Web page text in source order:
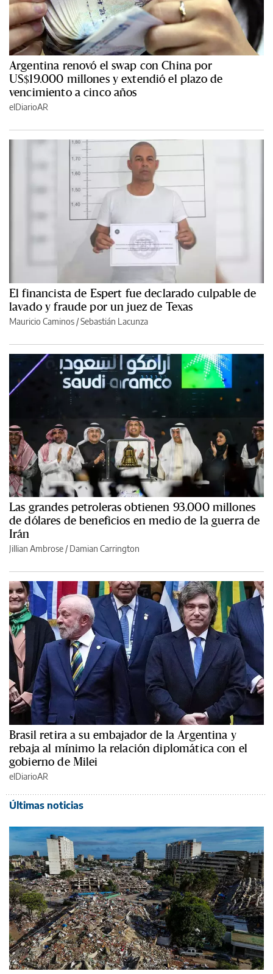
Argentina renovó el swap con China por
US$19.000 millones y extendió el plazo de
vencimiento a cinco años
elDiarioAR
El financista de Espert fue declarado culpable de
lavado y fraude por un juez de Texas
Mauricio Caminos /Sebastián Lacunza
Las grandes petroleras obtienen 93.000 millones
de dólares de beneficios en medio de la guerra de
Irán
Jillian Ambrose / Damian Carrington
Brasil retira a su embajador de la Argentina y
rebaja al mínimo la relación diplomática con el
gobierno de Milei
elDiarioAR
Últimas noticias